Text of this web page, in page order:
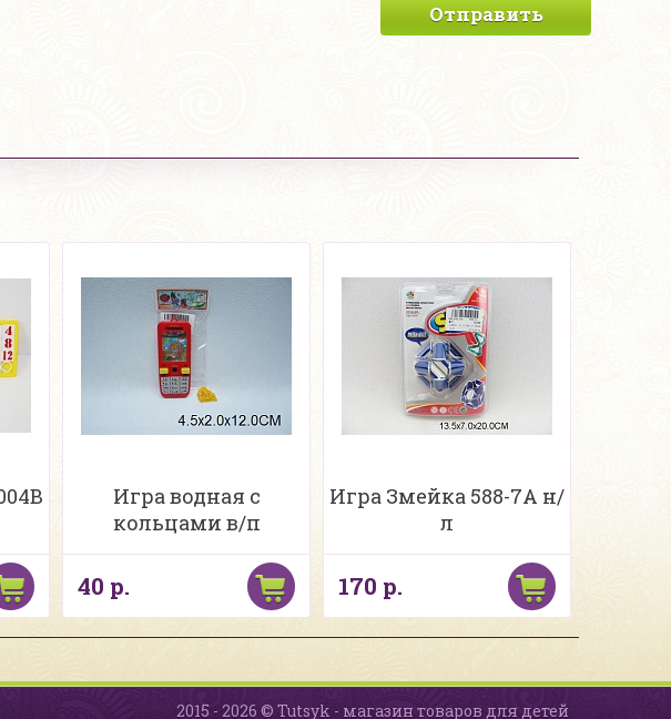
Отправить
Игра водная с
кольцами в/п
40 р.
Игра Змейка 588-7A н/
л
170 р.
2015 - 2026 © Tutsyk - магазин товаров для детей